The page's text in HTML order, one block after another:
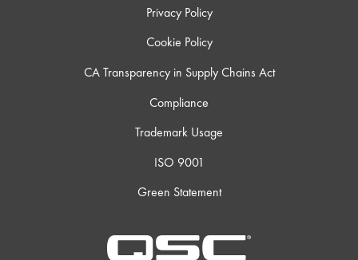
Privacy Policy
Cookie Policy
CA Transparency in Supply Chains Act
Compliance
Trademark Usage
ISO 9001
Green Statement